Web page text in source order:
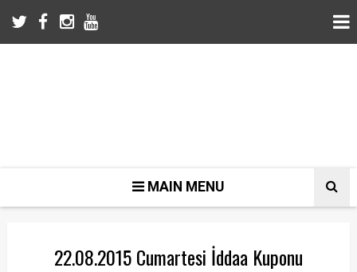
MAIN MENU
22.08.2015 Cumartesi İddaa Kuponu